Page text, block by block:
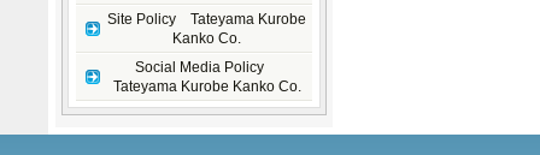
Site Policy Tateyama Kurobe
Kanko Co.
Social Media Policy
Tateyama Kurobe Kanko Co.